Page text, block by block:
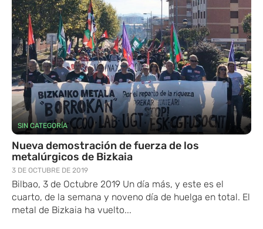
SIN CATEGORÍA
Nueva demostración de fuerza de los
metalúrgicos de Bizkaia
3 DE OCTUBRE DE 2019
Bilbao, 3 de Octubre 2019 Un día más, y este es el
cuarto, de la semana y noveno día de huelga en total. El
metal de Bizkaia ha vuelto...